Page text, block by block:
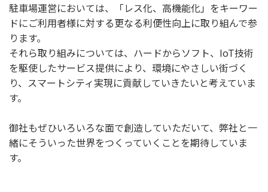
駐車場運営においては、「レス化、高機能化」をキーワー
ドにご利用者様に対する更なる利便性向上に取り組んで参
ります。
それら取り組みについては、ハードからソフト、IoT技術
を駆使したサービス提供により、環境にやさしい街づく
り、スマートシティ実現に貢献していきたいと考えていま
す。
御社もぜひいろいろな面で創造していただいて、弊社と一
緒にそういった世界をつくっていくことを期待していま
す。